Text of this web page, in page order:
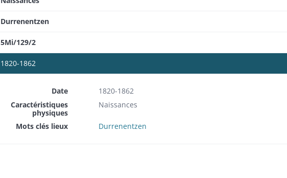
Durrenentzen
5Mi/129/2
1820-1862
Date
1820-1862
Caractéristiques
physiques
Naissances
Mots clés lieux Durrenentzen